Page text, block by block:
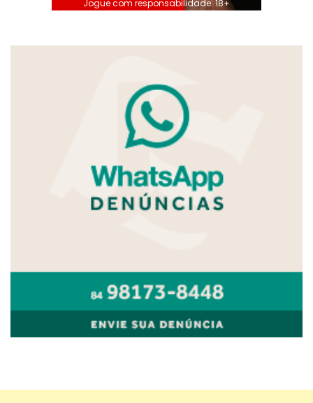
Jogue com responsabilidade. 18+